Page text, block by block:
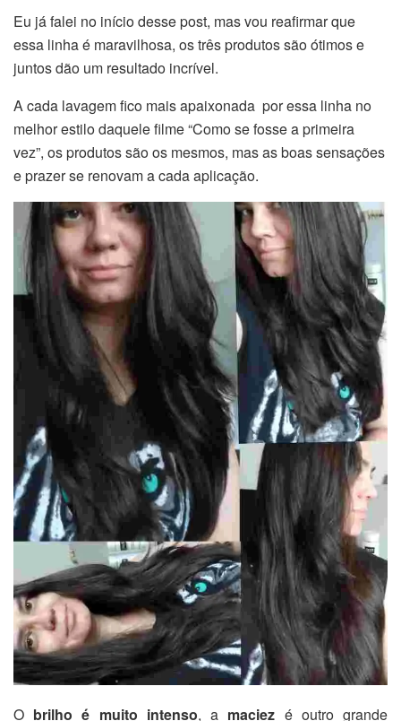
Eu já falei no início desse post, mas vou reafirmar que
essa linha é maravilhosa, os três produtos são ótimos e
juntos dão um resultado incrível.
A cada lavagem fico mais apaixonada por essa linha no
melhor estilo daquele filme “Como se fosse a primeira
vez”, os produtos são os mesmos, mas as boas sensações
e prazer se renovam a cada aplicação.
O brilho é muito intenso, a maciez é outro grande